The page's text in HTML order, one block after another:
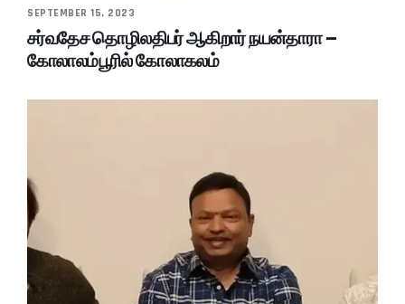
SEPTEMBER 15, 2023
சர்வதேச தொழிலதிபர் ஆகிறார் நயன்தாரா –
கோலாலம்பூரில் கோலாகலம்